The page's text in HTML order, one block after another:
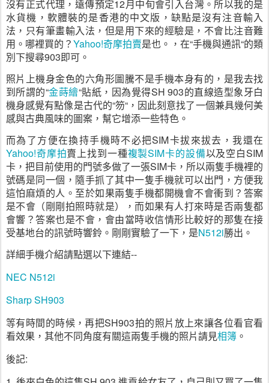
沒有正式代理，遠傳預定12月中旬會引入台灣。所以我的是
水貨機，軟體裝的是香港的中文版，缺點是沒有注音輸入
法，只有筆畫輸入法，但是用下來的經驗是，不會比注音難
用。哪裡買的？Yahoo!奇摩拍賣是也。 ，在“手機與通訊“的類
別下搜尋903即可。
照片上機身金色的六角形圖騰不是手機本身有的，是我去找
到所謂的“金蒔繪“貼紙，因為覺得SH 903的直線造型象牙白
機身感覺有點像是古代的“笏“，因此刻意找了一個兼具幾何美
感與古典風味的圖案，幫它增添一些特色。
而為了方便在換持手機時不必把SIM卡拔來拔去，我還在
Yahoo!奇摩拍賣上找到一種複製SIM卡的設備以及空白SIM
卡，把目前使用的門號多做了一張SIM卡，所以兩隻手機裡的
號碼是同一個，隨手抓了其中一隻手機就可以出門，方便我
這怕麻煩的人。至於如果兩隻手機都開機會不會衝到？答案
是不會（剛剛拍照時就是），而如果有人打來時是否兩隻都
會響？答案也是不會，會由當時收信情形比較好的那隻在接
受基地台的訊號時響鈴。剛剛實驗了一下，是N512i勝出。
詳細手機介紹請點選以下連結--
NEC N512i
Sharp SH903
等有時間的時候，再把SH903拍的照片放上來讓各位看官看
看效果，其他不同角度有關這兩隻手機的照片請見相簿 。
後記: